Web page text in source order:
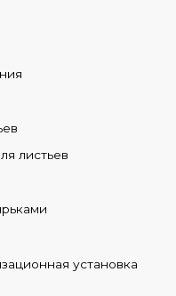
листьев
установка